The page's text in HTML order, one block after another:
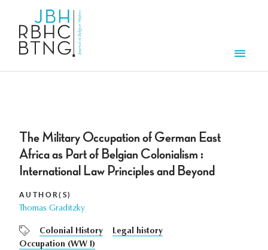
The Military Occupation of German East
Africa as Part of Belgian Colonialism :
International Law Principles and Beyond
AUTHOR(S)
Thomas Graditzky
Colonial History
Legal history
Occupation (WW I)